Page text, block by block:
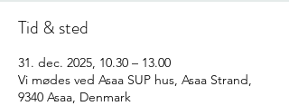
Tid & sted
31. dec. 2025, 10.30 – 13.00
Vi mødes ved Asaa SUP hus, Asaa Strand,
9340 Asaa, Denmark